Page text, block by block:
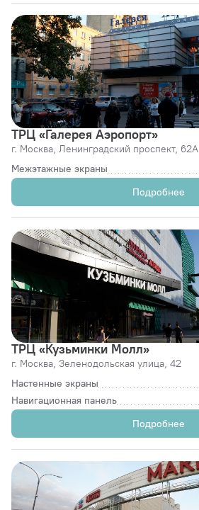
ТРЦ «Галерея Аэропорт»
г. Москва, Ленинградский проспект, 62А
Межэтажные экраны
Подробнее
ТРЦ «Кузьминки Молл»
г. Москва, Зеленодольская улица, 42
Настенные экраны
Навигационная панель
Подробнее